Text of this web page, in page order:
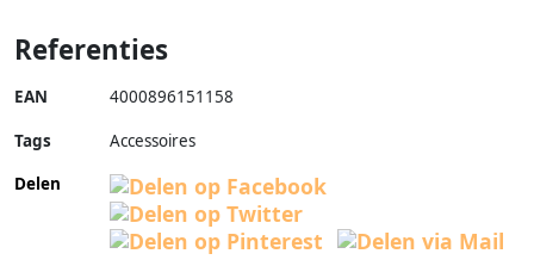
Referenties
EAN 4000896151158
Tags
Accessoires
Delen